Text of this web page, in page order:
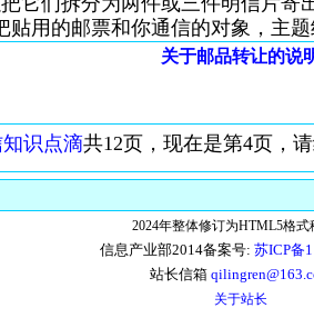
贴用的邮票和你通信的对象，主
关于邮品转让的说
识点滴共12页，现在是第4页，
2024年整体修订为HTML5格式
信息产业部2014备案号: 苏ICP备
站长信箱
关于站长